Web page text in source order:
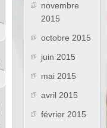
novembre
2015
octobre 2015
juin 2015
mai 2015
avril 2015
février 2015